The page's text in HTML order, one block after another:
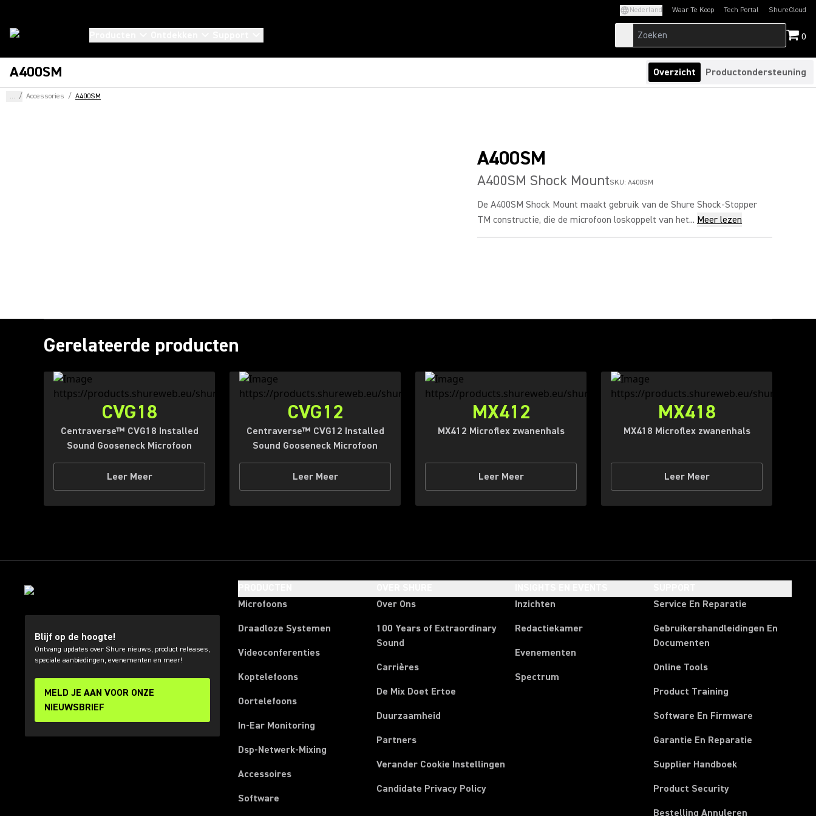
Nederland Waar Te Koop Tech Portal
(Opens in a new tab)ShureCloud
(Opens in a new
0
A400SM Overzicht Productondersteuning
... / Accessories / A400SM
A400SM
A400SM Shock MountSKU: A400SM
De A400SM Shock Mount maakt gebruik van de Shure Shock-Stopper
TM constructie, die de microfoon loskoppelt van het... Meer lezen
Gerelateerde producten
CVG18
Centraverse™ CVG18 Installed
Sound Gooseneck Microfoon
Leer Meer
CVG12
Centraverse™ CVG12 Installed
Sound Gooseneck Microfoon
Leer Meer
MX412
MX412 Microflex zwanenhals
Leer Meer
MX418
MX418 Microflex zwanenhals
Leer Meer
Blijf op de hoogte!
Ontvang updates over Shure nieuws, product releases,
speciale aanbiedingen, evenementen en meer!
MELD JE AAN VOOR ONZE
NIEUWSBRIEF
Microfoons
Draadloze Systemen
Videoconferenties
Koptelefoons
Oortelefoons
In-Ear Monitoring
Dsp-Netwerk-Mixing
Accessoires
Software
Over Ons
100 Years of Extraordinary
Sound
Carrières
De Mix Doet Ertoe
Duurzaamheid
Partners
Verander Cookie Instellingen
Candidate Privacy Policy
Inzichten
Redactiekamer
Evenementen
Spectrum
Service En Reparatie
Gebruikershandleidingen En
Documenten
Online Tools
Product Training
Software En Firmware
Garantie En Reparatie
Supplier Handboek(Opens in a new
Product Security
Bestelling Annuleren